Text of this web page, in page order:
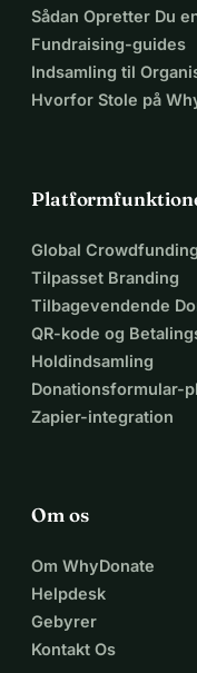
Sådan Opretter Du
Fundraising-guides
Indsamling til
Hvorfor Stole på
Global Crowdfunding
Tilpasset Branding
Tilbagevendende
QR-kode og
Holdindsamling
Donationsformular-
Zapier-integration
Om os
Om WhyDonate
Helpdesk
Gebyrer
Kontakt Os